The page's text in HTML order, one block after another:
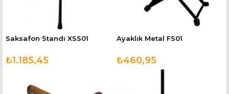
Saksafon Standı XSS01
₺1.185,45
Ayaklık Metal FS01
₺460,95